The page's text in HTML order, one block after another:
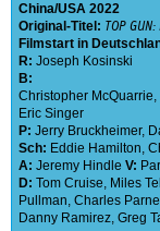
China USA 2022
Original-Titel: TOP
Filmstart in
R: Joseph Kosinski
B:
Christopher McQuarrie,
Eric Singer
P: Jerry Bruckheimer,
Sch: Eddie Hamilton,
A: Jeremy Hindle V:
D: Tom Cruise, Miles
Pullman, Charles Parnell
Danny Ramirez, Greg